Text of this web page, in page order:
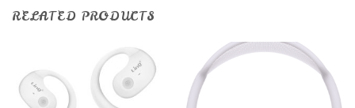
RELATED PRODUCTS